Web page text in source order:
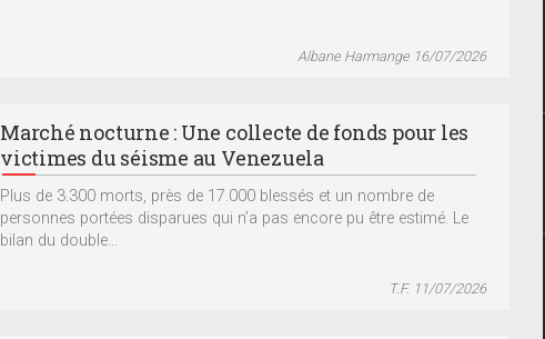
Albane Harmange 16/07/2026
Marché nocturne : Une collecte de fonds pour les
victimes du séisme au Venezuela
Plus de 3.300 morts, près de 17.000 blessés et un nombre de
personnes portées disparues qui n’a pas encore pu être estimé. Le
bilan du double...
T.F. 11/07/2026